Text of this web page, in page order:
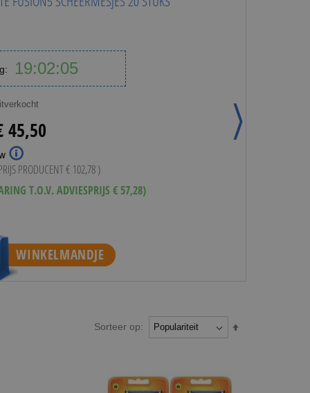
19
Uren
02
Minuten
04
Seconden
45,50
PRODUCENT€ 102,78)
T.O.V. ADVIESPRIJS € 57,28)
WINKELMANDJE
Sorteer op: